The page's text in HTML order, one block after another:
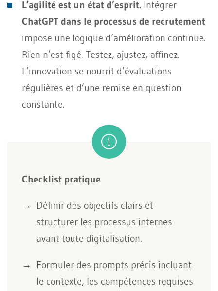
L’agilité est un état d’esprit. Intégrer
ChatGPT dans le processus de recrutement
impose une logique d’amélioration continue.
Rien n’est figé. Testez, ajustez, affinez.
L’innovation se nourrit d’évaluations
régulières et d’une remise en question
constante.
Checklist pratique
Définir des objectifs clairs et
structurer les processus internes
avant toute digitalisation.
Formuler des prompts précis incluant
le contexte, les compétences requises